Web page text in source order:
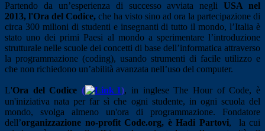
Partendo da un’esperienza di successo avviata negliUSA nel
2013, l'Ora del Codice, che ha visto sino ad ora la partecipazione di
circa 300 milioni di studenti e insegnanti di tutto il mondo, l’Italia è
stato uno dei primi Paesi al mondo a sperimentare l’introduzione
strutturale nelle scuole dei concetti di base dell’informatica attraverso
la programmazione (coding), usando strumenti di facile utilizzo e
che non richiedono un’abilità avanzata nell’uso del computer.
L'Ora del Codice ( ), in inglese The Hour of Code, è
un'iniziativa nata per far sì che ogni studente, in ogni scuola del
mondo, svolga almeno un'ora di programmazione. Fondatore
dell’organizzazione no-profit Code.org, è Hadi Partovi, la cui